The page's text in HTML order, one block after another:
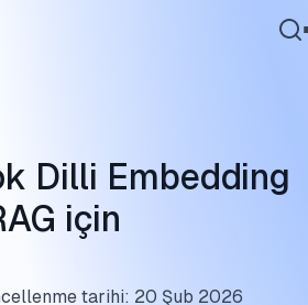
Dilli Embedding
için
tarihi: 20 Şub 2026
çalışır
kurulumu